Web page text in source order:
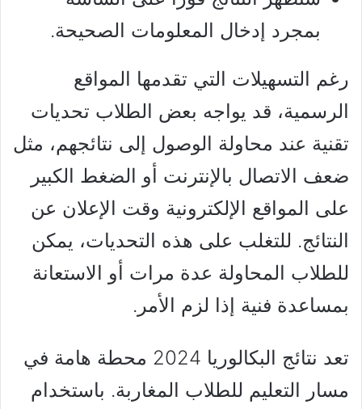
بمجرد إدخال المعلومات الصحيحة.
رغم التسهيلات التي تقدمها المواقع
الرسمية، قد يواجه بعض الطلاب تحديات
تقنية عند محاولة الوصول إلى نتائجهم، مثل
ضعف الاتصال بالإنترنت أو الضغط الكبير
على المواقع الإلكترونية وقت الإعلان عن
النتائج. للتغلب على هذه التحديات، يمكن
للطلاب المحاولة عدة مرات أو الاستعانة
بمساعدة فنية إذا لزم الأمر.
تعد نتائج البكالوريا 2024 محطة هامة في
مسار التعليم للطلاب المغاربة. باستخدام